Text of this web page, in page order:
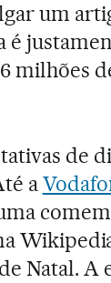
um
milhões
de
a
Natal. A